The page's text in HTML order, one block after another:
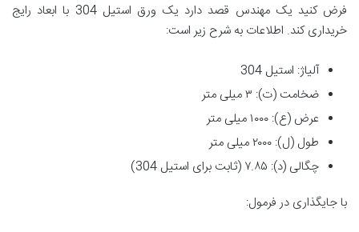
فرض کنید یک مهندس قصد دارد یک ورق استیل 304 با ابعاد رایج
خریداری کند. اطلاعات به شرح زیر است:
آلیاژ: استیل 304
ضخامت (ت): ۳ میلی متر
عرض (ع): ۱۰۰۰ میلی متر
طول (ل): ۲۰۰۰ میلی متر
چگالی (د): ۷.۸۵ (ثابت برای استیل 304)
با جایگذاری در فرمول: